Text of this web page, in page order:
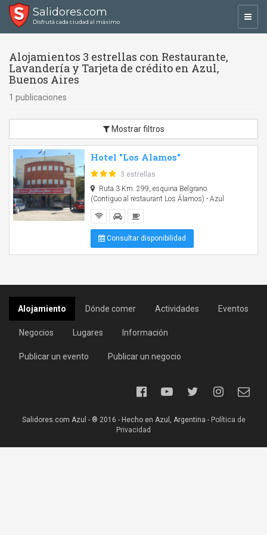
Salidores.com
Disfrutá cada ciudad al máximo
Alojamientos 3 estrellas con Restaurante,
Lavandería y Tarjeta de crédito en Azul,
Buenos Aires
1 publicaciones
Mostrar filtros
Hotel "Los Alamos"
3 estrellas
Ruta 3 Km. 299, esquina Belgrano.
(Contiguo al restaurant Los Álamos) - Azul
Consultar disponibilidad
Alojamiento Dónde comer Actividades Eventos
Negocios Lugares Información
Publicar un evento Publicar un negocio
Salidores.com Azul - ® 2016 - Hecho en Azul, Argentina - Política de
Privacidad